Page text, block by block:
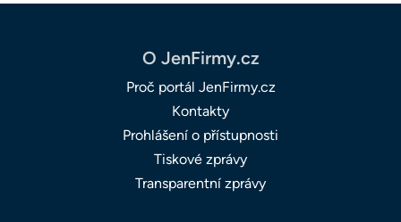
O JenFirmy.cz
Proč portál JenFirmy.cz
Kontakty
Prohlášení o přístupnosti
Tiskové zprávy
Transparentní zprávy